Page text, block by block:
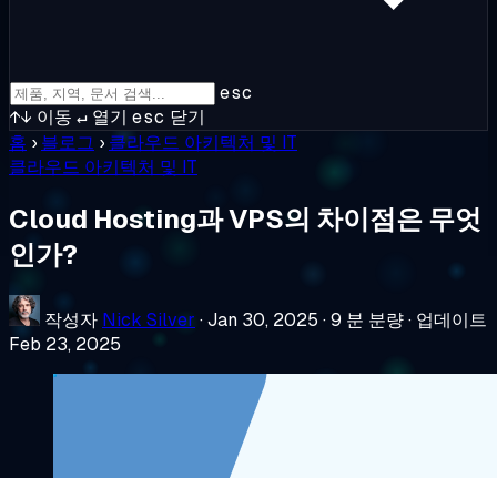
esc
↑↓ 이동 ↵ 열기 esc 닫기
홈 › 블로그 › 클라우드 아키텍처 및 IT
클라우드 아키텍처 및 IT
Cloud Hosting과 VPS의 차이점은 무엇
인가?
작성자 Nick Silver ·Jan 30, 2025 ·9 분 분량· 업데이트
Feb 23, 2025